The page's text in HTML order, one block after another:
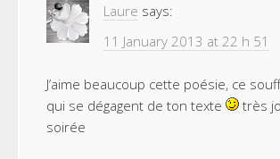
Laure says:
11 January 2013 at 22 h 51
J’aime beaucoup cette poésie, ce
qui se dégagent de ton texte
très
soirée